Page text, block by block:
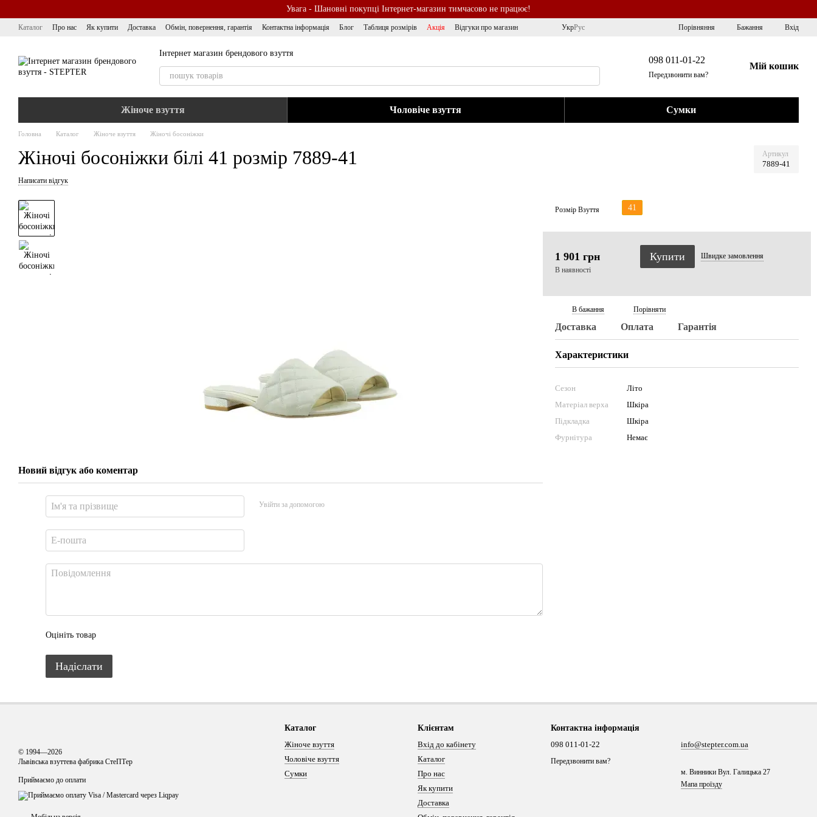
Увага - Шановні покупці Інтернет-магазин тимчасово не працює!
Каталог Про нас Як купити Доставка Обмін, повернення, гарантія Контактна інформація Блог Таблиця розмірів Акція Відгуки про магазин УкрРус Порівняння Бажання Вхід
Інтернет магазин брендового взуття
098 011-01-22
Передзвонити вам?
Мій кошик
Жіноче взуття Чоловіче взуття Сумки
Головна Каталог Жіноче взуття Жіночі босоніжки
Жіночі босоніжки білі 41 розмір 7889-41 Артикул
7889-41
Написати відгук
Новий відгук або коментар
Увійти за допомогою
Оцініть товар
Надіслати
Розмір Взуття 41
1 901 грн
В наявності
Купити Швидкезамовлення
В бажання Порівняти
Доставка Оплата Гарантія
Характеристики
Сезон
Літо
Матеріал верха
Шкіра
Підкладка
Шкіра
Фурнітура
Немає
© 1994—2026
Львівська взуттева фабрика СтеПТер
Приймаємо до оплати
Каталог
Жіноче взуття
Чоловіче взуття
Сумки
Клієнтам
Вхід до кабінету
Каталог
Про нас
Як купити
Доставка
Контактна інформація
098 011-01-22
Передзвонити вам?
info@stepter.com.ua
м. Винники Вул. Галицька 27
Мапа проїзду